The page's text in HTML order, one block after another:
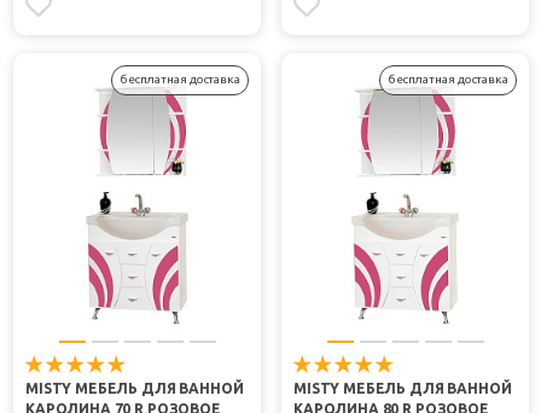
бесплатная доставка
MISTY МЕБЕЛЬ ДЛЯ ВАННОЙ
КАРОЛИНА 70 R РОЗОВОЕ
бесплатная доставка
MISTY МЕБЕЛЬ ДЛЯ ВАННОЙ
КАРОЛИНА 80 R РОЗОВОЕ